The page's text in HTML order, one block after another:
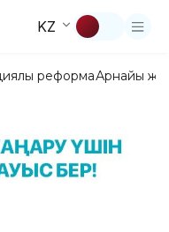
KZ
реформаАрнайы